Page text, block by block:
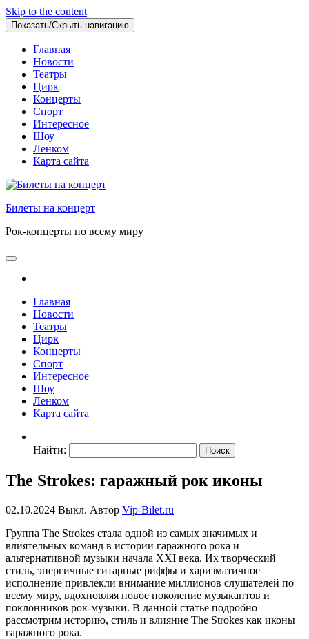
Skip to the content
Показать/Скрыть навигацию
Главная
Новости
Театры
Цирк
Концерты
Спорт
Интересное
Шоу
Ленком
Карта сайта
Билеты на концерт
Рок-концерты по всему миру
Главная
Новости
Театры
Цирк
Концерты
Спорт
Интересное
Шоу
Ленком
Карта сайта
Найти:
The Strokes: гаражный рок иконы
02.10.2024 Выкл. Автор Vip-Bilet.ru
Группа The Strokes стала одной из самых значимых и
влиятельных команд в истории гаражного рока и
альтернативной музыки начала XXI века. Их творческий
стиль, энергичные гитарные риффы и харизматичное
исполнение привлекли внимание миллионов слушателей по
всему миру, вдохновляя новое поколение музыкантов и
поклонников рок-музыки. В данной статье подробно
рассмотрим историю, стиль и влияние The Strokes как иконы
гаражного рока.